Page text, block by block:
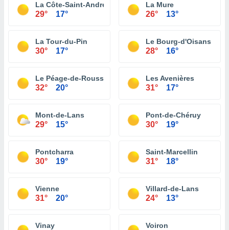
La Côte-Saint-André
29° 17°
La Mure
26° 13°
La Tour-du-Pin
30° 17°
Le Bourg-d'Oisans
28° 16°
Le Péage-de-Roussillon
32° 20°
Les Avenières
31° 17°
Mont-de-Lans
29° 15°
Pont-de-Chéruy
30° 19°
Pontcharra
30° 19°
Saint-Marcellin
31° 18°
Vienne
31° 20°
Villard-de-Lans
24° 13°
Vinay Voiron